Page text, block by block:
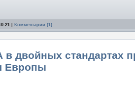
21 Комментарии (1)
двойных стандартах
Европы